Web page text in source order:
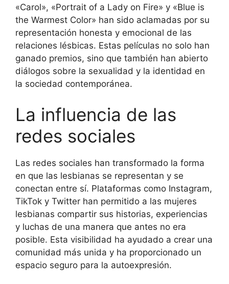
«Carol», «Portrait of a Lady on Fire» y «Blue is
the Warmest Color» han sido aclamadas por su
representación honesta y emocional de las
relaciones lésbicas. Estas películas no solo han
ganado premios, sino que también han abierto
diálogos sobre la sexualidad y la identidad en
la sociedad contemporánea.
La influencia de las
redes sociales
Las redes sociales han transformado la forma
en que las lesbianas se representan y se
conectan entre sí. Plataformas como Instagram,
TikTok y Twitter han permitido a las mujeres
lesbianas compartir sus historias, experiencias
y luchas de una manera que antes no era
posible. Esta visibilidad ha ayudado a crear una
comunidad más unida y ha proporcionado un
espacio seguro para la autoexpresión.